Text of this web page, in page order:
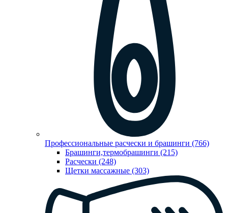
Профессиональные расчески и брашинги (766)
Брашинги,термобрашинги (215)
Расчески (248)
Щетки массажные (303)